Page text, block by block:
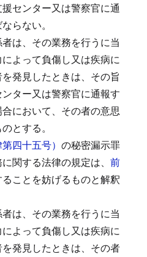
センター又は警察官に通
らない。
は、その業務を行うに当
よって負傷し又は疾病に
発見したときは、その旨
ター又は警察官に通報す
合において、その者の意思
とする。
四十五号） の秘密漏示罪
関する法律の規定は、 前
ことを妨げるものと解釈
は、その業務を行うに当
よって負傷し又は疾病に
発見したときは、その者